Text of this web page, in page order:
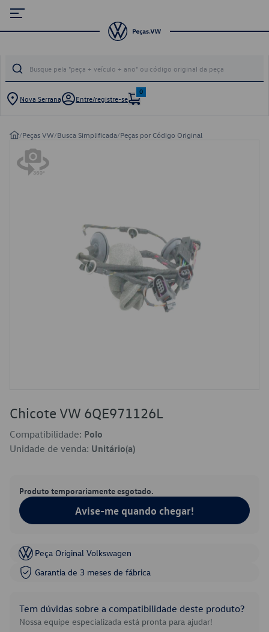
Nova Serrana Entre/registre-se
0
/Peças VW/Busca Simplificada/Peças por Código Original
Chicote VW 6QE971126L
Compatibilidade: Polo
Unidade de venda: Unitário(a)
Produto temporariamente esgotado.
Avise-me quando chegar!
Peça Original Volkswagen
Garantia de 3 meses de fábrica
Tem dúvidas sobre a compatibilidade deste produto?
Nossa equipe especializada está pronta para ajudar!